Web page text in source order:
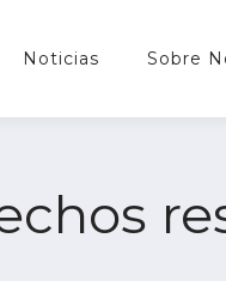
Noticias Sobre